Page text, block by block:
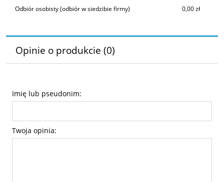
Odbiór osobisty(odbiór w siedzibie firmy) 0,00 zł
Opinie o produkcie (0)
Imię lub pseudonim:
Twoja opinia: